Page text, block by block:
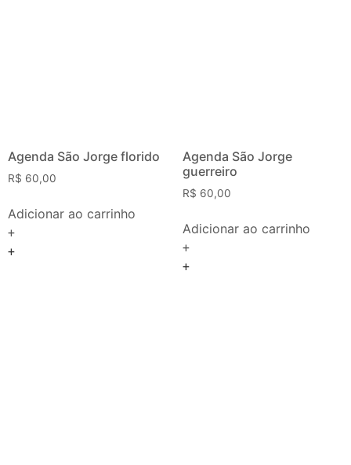
Agenda São Jorge florido
R$ 60,00
Adicionar ao carrinho
+
+
Agenda São Jorge
guerreiro
R$ 60,00
Adicionar ao carrinho
+
+